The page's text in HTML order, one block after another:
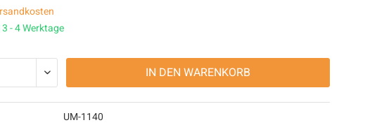
- 4 Werktage
IN DEN WARENKORB
UM-1140